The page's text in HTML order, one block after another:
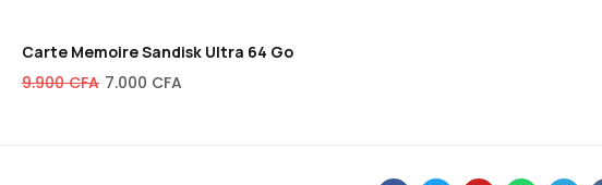
Carte Memoire Sandisk Ultra 64 Go
9.900CFA 7.000 CFA